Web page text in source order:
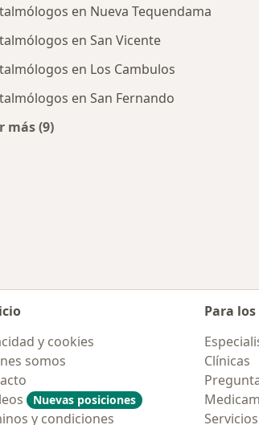
en Nueva Tequendama
en San Vicente
en Los Cambulos
en San Fernando
más (9)
y cookies
somos
Nuevas posiciones
y condiciones
Para
Clínicas
Servicios